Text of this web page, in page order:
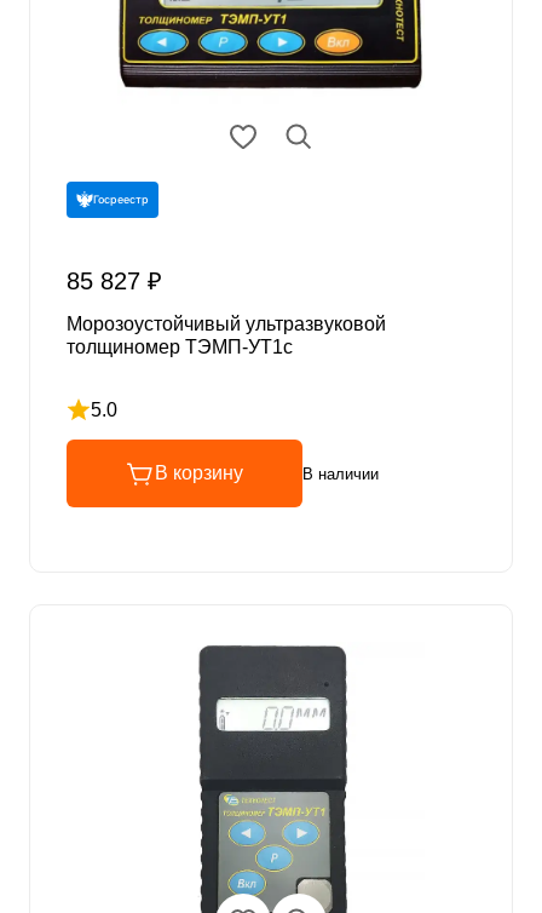
Госреестр
85 827 ₽
Морозоустойчивый ультразвуковой
толщиномер ТЭМП-УТ1c
5.0
Рейтинг 5 из 5
В корзину В наличии